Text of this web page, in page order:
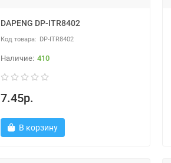
DAPENG DP-ITR8402
DP-ITR8402
410
7.45р.
В корзину